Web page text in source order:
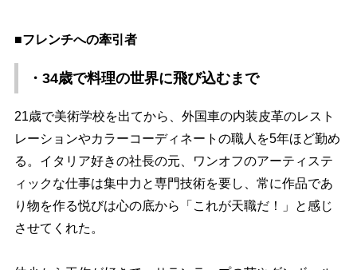
■フレンチへの牽引者
・34歳で料理の世界に飛び込むまで
21歳で美術学校を出てから、外国車の内装皮革のレスト
レーションやカラーコーディネートの職人を5年ほど勤め
る。イタリア好きの社長の元、ワンオフのアーティステ
ィックな仕事は集中力と専門技術を要し、常に作品であ
り物を作る悦びは心の底から「これが天職だ！」と感じ
させてくれた。